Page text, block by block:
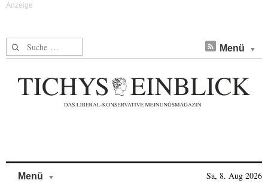
Suche nach: Menü
Menü Sa, 8. Aug 2026